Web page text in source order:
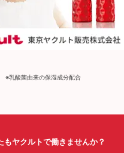
※乳酸菌由来の保湿成分配合
もヤクルトで働きませんか？